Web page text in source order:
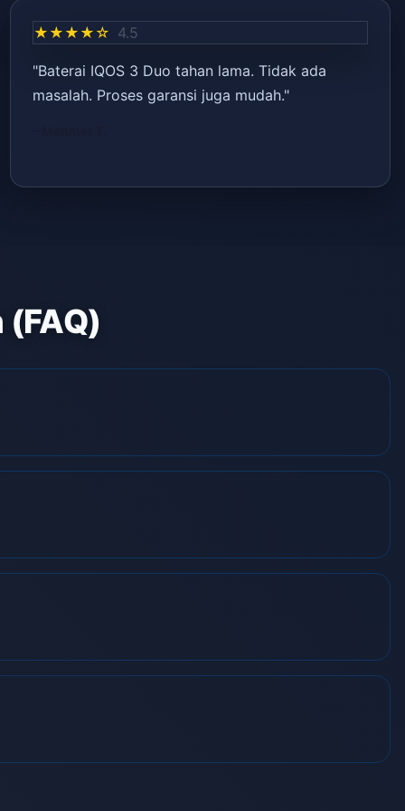
★★★★☆ 4.5
"Baterai IQOS 3 Duo tahan lama. Tidak ada
masalah. Proses garansi juga mudah."